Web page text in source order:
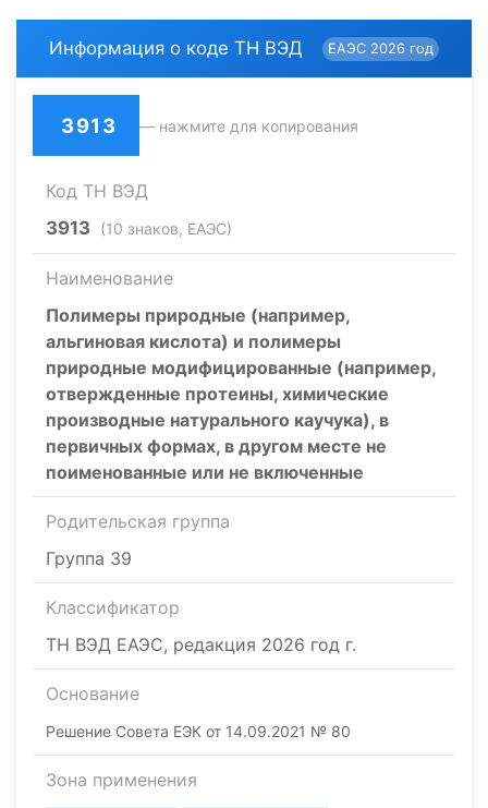
Информация о коде ТН ВЭД ЕАЭС 2026 год
3913 — нажмите для копирования
Код ТН ВЭД
3913
(10 знаков, ЕАЭС)
Наименование
Полимеры природные (например,
альгиновая кислота) и полимеры
природные модифицированные (например,
отвержденные протеины, химические
производные натурального каучука), в
первичных формах, в другом месте не
поименованные или не включенные
Родительская группа
Группа 39
Классификатор
ТН ВЭД ЕАЭС, редакция 2026 год г.
Основание
Решение Совета ЕЭК от 14.09.2021 № 80
Зона применения